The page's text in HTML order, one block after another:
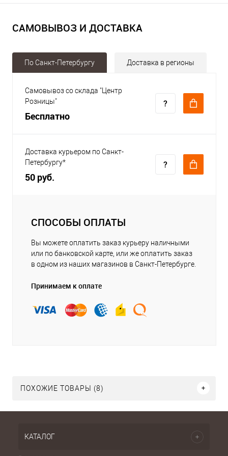
САМОВЫВОЗ И ДОСТАВКА
По Санкт-Петербургу Доставка в регионы
Самовывоз со склада "Центр
Розницы"
Бесплатно
Доставка курьером по Санкт-
Петербургу*
50 руб.
СПОСОБЫ ОПЛАТЫ
Вы можете оплатить заказ курьеру наличными
или по банковской карте, или же оплатить заказ
в одном из наших магазинов в Санкт-Петербурге.
Принимаем к оплате
ПОХОЖИЕ ТОВАРЫ (8)
КАТАЛОГ